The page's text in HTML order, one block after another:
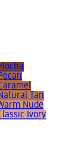
Tan
Nude
Ivory